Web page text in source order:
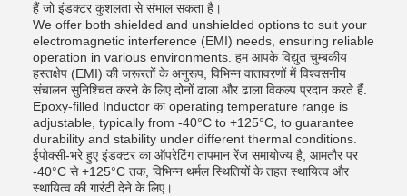
हैं जो इंडक्टर कुशलता से संभाल सकता है।
We offer both shielded and unshielded options to suit your
electromagnetic interference (EMI) needs, ensuring reliable
operation in various environments. हम आपके विद्युत चुम्बकीय
हस्तक्षेप (EMI) की जरूरतों के अनुरूप, विभिन्न वातावरणों में विश्वसनीय
संचालन सुनिश्चित करने के लिए दोनों ढाला और ढाला विकल्प प्रदान करते हैं.
Epoxy-filled Inductor का operating temperature range is
adjustable, typically from -40°C to +125°C, to guarantee
durability and stability under different thermal conditions.
ईपोक्सी-भरे हुए इंडक्टर का ऑपरेटिंग तापमान रेंज समायोज्य है, आमतौर पर
-40°C से +125°C तक, विभिन्न थर्मल स्थितियों के तहत स्थायित्व और
स्थायित्व की गारंटी देने के लिए।